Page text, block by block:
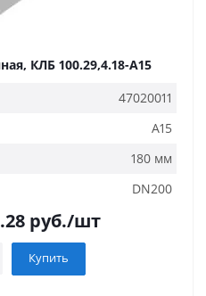
КЛБ 100.29,4.18-A15
47020011
A15
180 мм
DN200
руб./шт
Купить